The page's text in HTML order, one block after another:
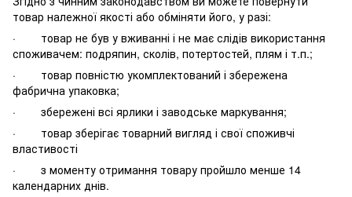
товар належної якості або обміняти його, у разі:
· товар не був у вживанні і не має слідів використання
споживачем: подряпин, сколів, потертостей, плям і т.п.;
· товар повністю укомплектований і збережена
фабрична упаковка;
· збережені всі ярлики і заводське маркування;
· товар зберігає товарний вигляд і свої споживчі
властивості
· з моменту отримання товару пройшло менше 14
календарних днів.